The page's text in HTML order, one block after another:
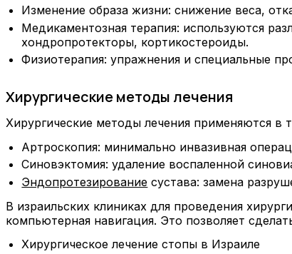
Изменение образа жизни: снижение веса,
Медикаментозная терапия: используются
хондропротекторы, кортикостероиды.
Физиотерапия: упражнения и специальные
Хирургические методы лечения
Хирургические методы лечения применяются в
Артроскопия: минимально инвазивная
Синовэктомия: удаление воспаленной
Эндопротезирование сустава: замена
В израильских клиниках для проведения
компьютерная навигация. Это позволяет
Хирургическое лечение стопы в Израиле